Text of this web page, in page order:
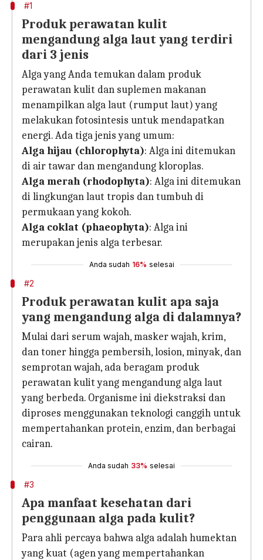
#1
Produk perawatan kulit
mengandung alga laut yang terdiri
dari 3 jenis
Alga yang Anda temukan dalam produk
perawatan kulit dan suplemen makanan
menampilkan alga laut (rumput laut) yang
melakukan fotosintesis untuk mendapatkan
energi. Ada tiga jenis yang umum:
Alga hijau (chlorophyta): Alga ini ditemukan
di air tawar dan mengandung kloroplas.
Alga merah (rhodophyta): Alga ini ditemukan
di lingkungan laut tropis dan tumbuh di
permukaan yang kokoh.
Alga coklat (phaeophyta): Alga ini
merupakan jenis alga terbesar.
Anda sudah 16% selesai
#2
Produk perawatan kulit apa saja
yang mengandung alga di dalamnya?
Mulai dari serum wajah, masker wajah, krim,
dan toner hingga pembersih, losion, minyak, dan
semprotan wajah, ada beragam produk
perawatan kulit yang mengandung alga laut
yang berbeda. Organisme ini diekstraksi dan
diproses menggunakan teknologi canggih untuk
mempertahankan protein, enzim, dan berbagai
cairan.
Anda sudah 33% selesai
#3
Apa manfaat kesehatan dari
penggunaan alga pada kulit?
Para ahli percaya bahwa alga adalah humektan
yang kuat (agen yang mempertahankan